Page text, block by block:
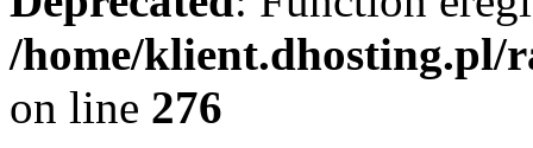
/home/klient.dhosting.pl/
on line 276